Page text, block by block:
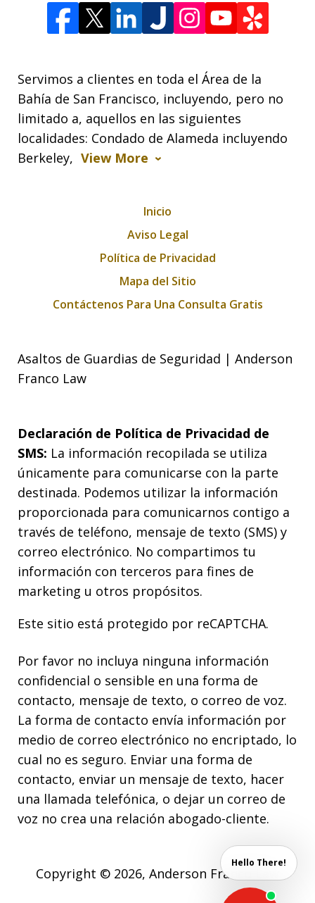
Servimos a clientes en toda el Área de la
Bahía de San Francisco, incluyendo, pero no
limitado a, aquellos en las siguientes
localidades: Condado de Alameda incluyendo
Berkeley, View More
Inicio
Aviso Legal
Política de Privacidad
Mapa del Sitio
Contáctenos Para Una Consulta Gratis
Asaltos de Guardias de Seguridad | Anderson
Franco Law
Declaración de Política de Privacidad de
SMS: La información recopilada se utiliza
únicamente para comunicarse con la parte
destinada. Podemos utilizar la información
proporcionada para comunicarnos contigo a
través de teléfono, mensaje de texto (SMS) y
correo electrónico. No compartimos tu
información con terceros para fines de
marketing u otros propósitos.
Este sitio está protegido por reCAPTCHA.
Por favor no incluya ninguna información
confidencial o sensible en una forma de
contacto, mensaje de texto, o correo de voz.
La forma de contacto envía información por
medio de correo electrónico no encriptado, lo
cual no es seguro. Enviar una forma de
contacto, enviar un mensaje de texto, hacer
una llamada telefónica, o dejar un correo de
voz no crea una relación abogado-cliente.
Copyright © 2026, Anderson Franco Law
Hello There!